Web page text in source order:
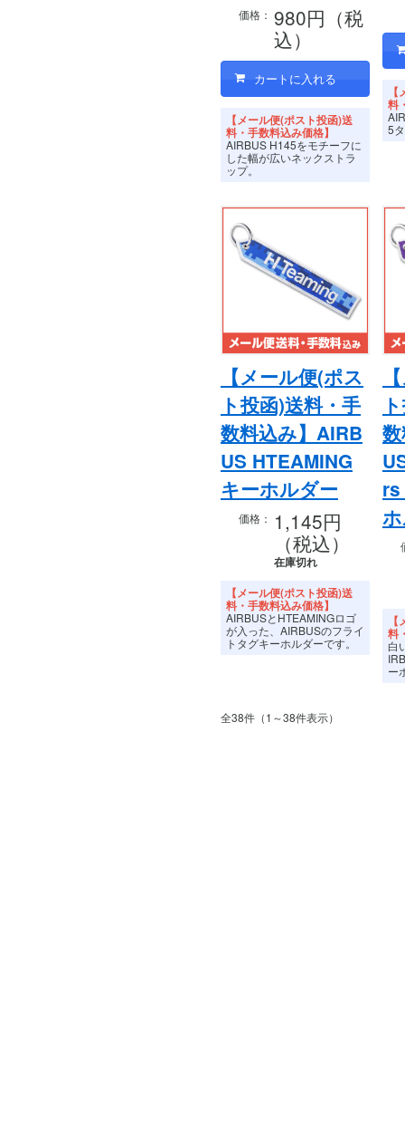
価格： 980円（税
込）
【メール便(ポスト投函)送
料・手数料込み価格】
AIRBUS H145をモチーフに
した幅が広いネックストラ
ップ。
料
5
【メール便(ポス
ト投函)送料・手
数料込み】AIRB
US HTEAMING
キーホルダー
価格： 1,145円
（税込）
在庫切れ
【メール便(ポスト投函)送
料・手数料込み価格】
AIRBUSとHTEAMINGロゴ
が入った、AIRBUSのフライ
トタグキーホルダーです。
rs
料
白
ー
全38件（1～38件表示）